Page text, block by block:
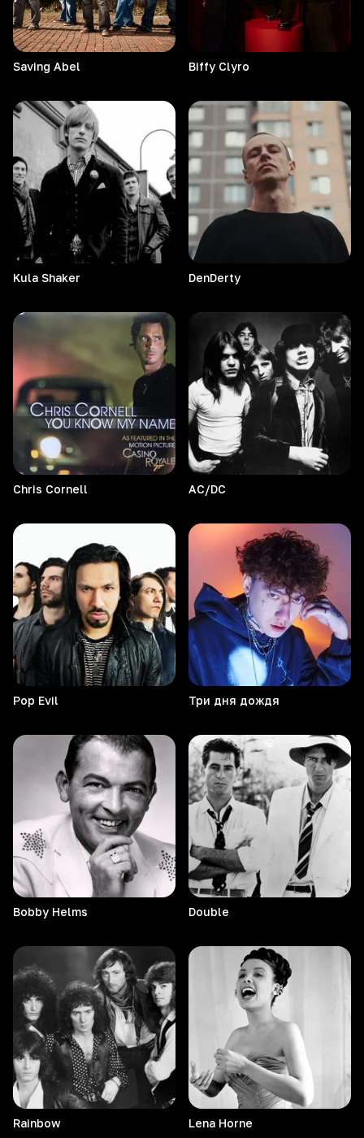
Saving Abel Biffy Clyro
Kula Shaker DenDerty
Chris Cornell AC/DC
Pop Evil Три дня дождя
Bobby Helms Double
Rainbow Lena Horne